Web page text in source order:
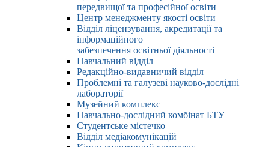
передвищої та професійної освіти
Центр менеджменту якості освіти
Відділ ліцензування, акредитації та
інформаційного
забезпечення освітньої діяльності
Навчальний відділ
Редакційно-видавничий відділ
Проблемні та галузеві науково-дослідні
лабораторії
Музейний комплекс
Навчально-дослідний комбінат БТУ
Студентське містечко
Відділ медіакомунікацій